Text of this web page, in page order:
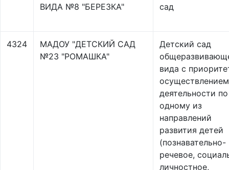
ВИДА №8 "БЕРЕЗКА"
сад
4324
МАДОУ "ДЕТСКИЙ САД
№23 "РОМАШКА"
Детский сад
вида с
осуществлением
деятельности по
одному из
направлений
развития детей
(познавательно-
речевое,
личностное,